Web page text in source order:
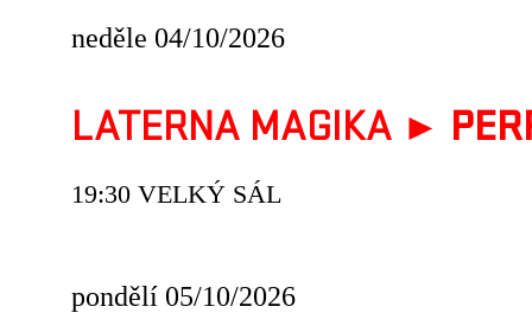
neděle 04/10/2026
LATERNA MAGIKA ►
19:30 VELKÝ SÁL
pondělí 05/10/2026